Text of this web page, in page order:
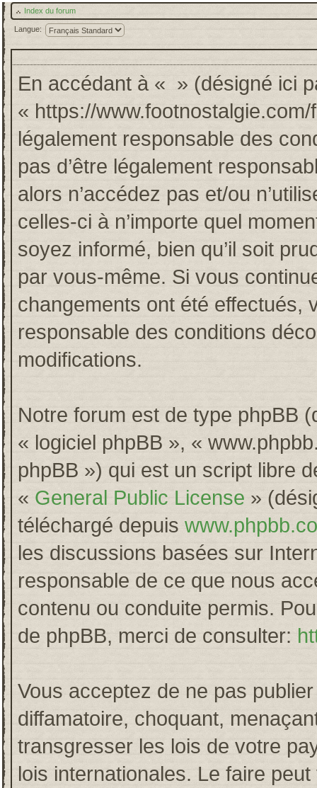
Index du forum
Langue:
En accédant à « » (désigné ici
« https://
légalement responsable des
pas d’être légalement
alors n’accédez pas et/ou
celles-ci à n’importe quel
soyez informé, bien qu’il soit
par vous-même. Si vous
changements ont été effectués,
responsable des conditions
modifications.
Notre forum est de type phpBB
« logiciel phpBB », «
phpBB ») qui est un script libre
« General Public License »
téléchargé depuis
les discussions basées sur
responsable de ce que nous
contenu ou conduite permis.
de phpBB, merci de consulter:
Vous acceptez de ne pas
diffamatoire, choquant,
transgresser les lois de votre
lois internationales. Le faire